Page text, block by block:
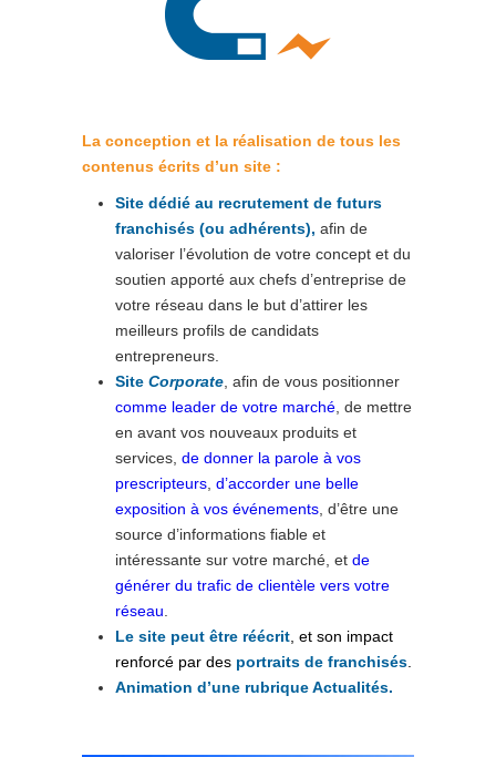
La conception et la réalisation de tous les
contenus écrits d’un site :
Site dédié au recrutement de futurs
franchisés (ou adhérents), afin de
valoriser l’évolution de votre concept et du
soutien apporté aux chefs d’entreprise de
votre réseau dans le but d’attirer les
meilleurs profils de candidats
entrepreneurs.
Site Corporate , afin de vous positionner
comme leader de votre marché , de mettre
en avant vos nouveaux produits et
services, de donner la parole à vos
prescripteurs d’accorder une belle
exposition à vos événements , d’être une
source d’informations fiable et
intéressante sur votre marché, et de
générer du trafic de clientèle vers votre
réseau
Le site peut être réécrit , et son impact
renforcé par des portraits de franchisés
Animation d’une rubrique Actualités.